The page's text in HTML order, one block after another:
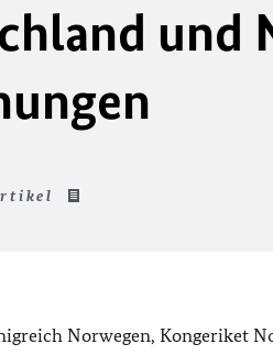
und
Norwegen, Kongeriket